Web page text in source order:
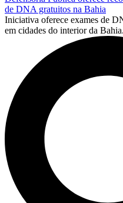
de DNA gratuitos na Bahia
Iniciativa oferece exames de
em cidades do interior da Bahia.